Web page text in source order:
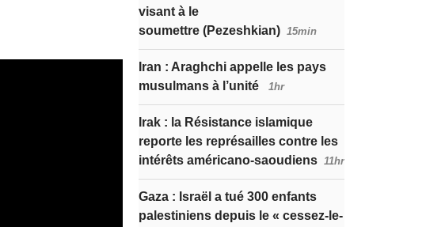
visant à le
soumettre (Pezeshkian) 15min
Iran : Araghchi appelle les pays
musulmans à l’unité
1hr
Irak : la Résistance islamique
reporte les représailles contre les
intérêts américano-saoudiens 11hr
Gaza : Israël a tué 300 enfants
palestiniens depuis le « cessez-le-